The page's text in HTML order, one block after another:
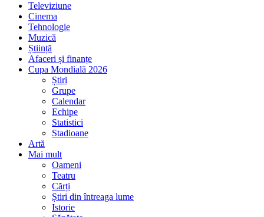
Televiziune
Cinema
Tehnologie
Muzică
Știință
Afaceri și finanțe
Cupa Mondială 2026
Știri
Grupe
Calendar
Echipe
Statistici
Stadioane
Artă
Mai mult
Oameni
Teatru
Cărți
Știri din întreaga lume
Istorie